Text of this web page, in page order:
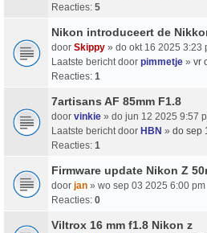
Reacties: 5
Nikon introduceert de
door Skippy » do okt 16 2025 3:23
Laatste bericht door pimmetje » vr
Reacties: 1
7artisans AF 85mm F1.8
door vinkie » do jun 12 2025 9:57
Laatste bericht door HBN » do sep
Reacties: 1
Firmware update Nikon Z
door jan » wo sep 03 2025 6:00 pm
Reacties: 0
Viltrox 16 mm f1.8 Nikon z